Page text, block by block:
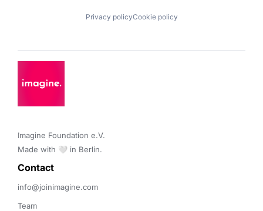
Privacy policyCookie policy
Imagine Foundation e.V.
Made with 🤍 in Berlin.
Contact
info@joinimagine.com
Team